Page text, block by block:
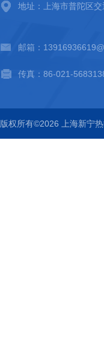
地址：上海市普陀区
邮箱：
传真：86-021-
版权所有©2026 上海新宁